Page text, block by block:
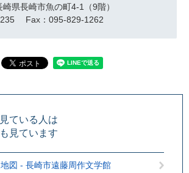
崎県長崎市魚の町4-1（9階）
Fax：095-829-1262
ている人は
見ています
図 - 長崎市遠藤周作文学館